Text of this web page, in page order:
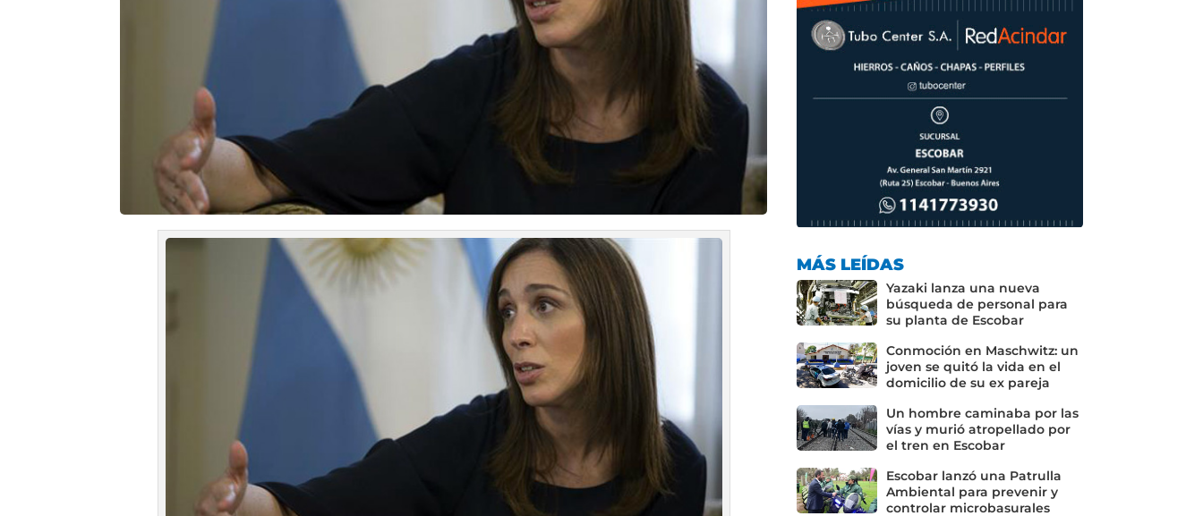
MÁS LEÍDAS
Yazaki lanza una nueva
búsqueda de personal para
su planta de Escobar
Conmoción en Maschwitz: un
joven se quitó la vida en el
domicilio de su ex pareja
Un hombre caminaba por las
vías y murió atropellado por
el tren en Escobar
Escobar lanzó una Patrulla
Ambiental para prevenir y
controlar microbasurales